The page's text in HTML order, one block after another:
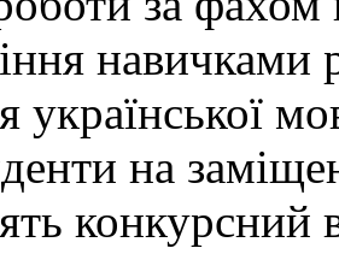
навичками
української
на
конкурсний